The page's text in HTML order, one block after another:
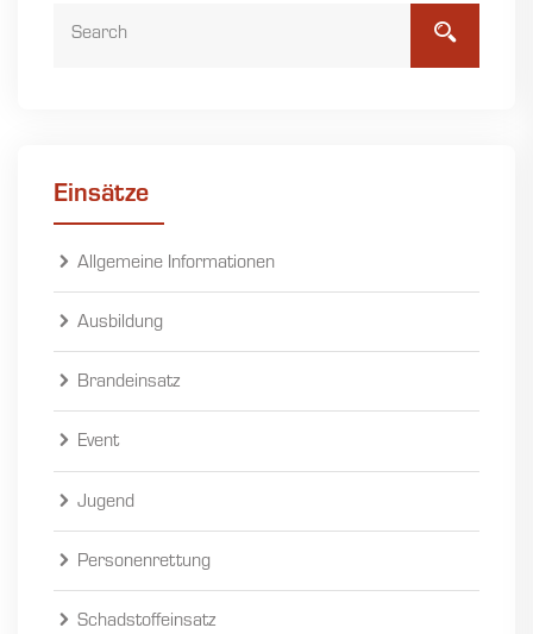
Einsätze
Allgemeine Informationen
Ausbildung
Brandeinsatz
Event
Jugend
Personenrettung
Schadstoffeinsatz